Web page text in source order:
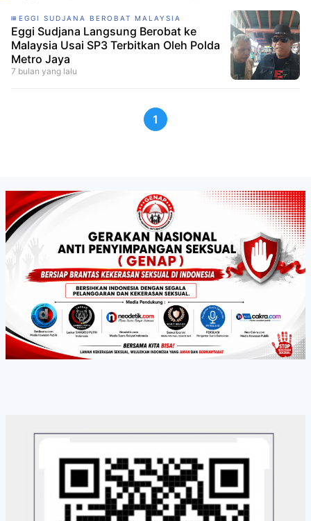
EGGI SUDJANA BEROBAT MALAYSIA
Eggi Sudjana Langsung Berobat ke
Malaysia Usai SP3 Terbitkan Oleh Polda
Metro Jaya
7 bulan yang lalu
1